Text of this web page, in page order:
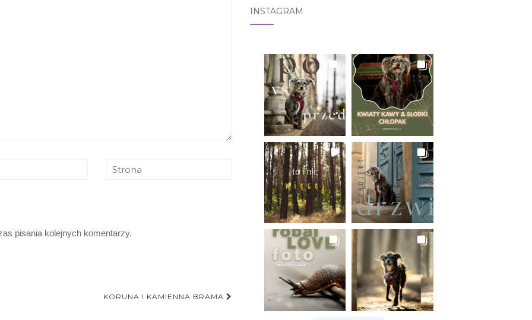
pisania kolejnych komentarzy.
KORUNA I KAMIENNA BRAMA
INSTAGRAM